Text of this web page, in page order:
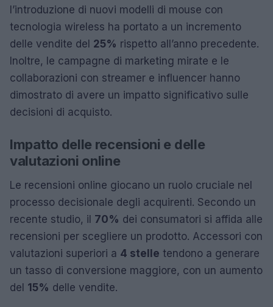
l’introduzione di nuovi modelli di mouse con
tecnologia wireless ha portato a un incremento
delle vendite del 25% rispetto all’anno precedente.
Inoltre, le campagne di marketing mirate e le
collaborazioni con streamer e influencer hanno
dimostrato di avere un impatto significativo sulle
decisioni di acquisto.
Impatto delle recensioni e delle
valutazioni online
Le recensioni online giocano un ruolo cruciale nel
processo decisionale degli acquirenti. Secondo un
recente studio, il 70% dei consumatori si affida alle
recensioni per scegliere un prodotto. Accessori con
valutazioni superiori a 4 stelle tendono a generare
un tasso di conversione maggiore, con un aumento
del 15% delle vendite.